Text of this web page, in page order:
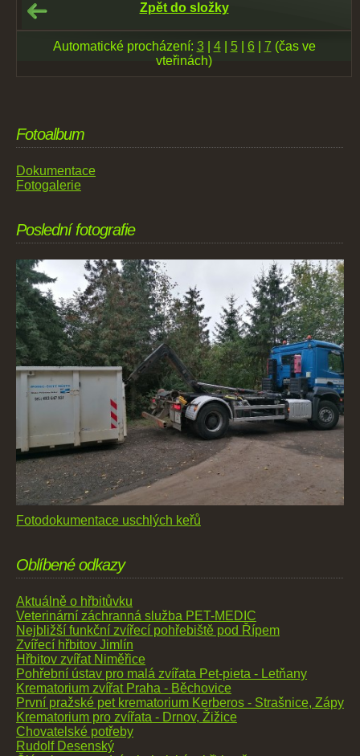
Zpět do složky
Automatické procházení: 3| 4| 5| 6| 7 (čas ve
vteřinách)
Fotoalbum
Dokumentace
Fotogalerie
Poslední fotografie
Fotodokumentace uschlých keřů
Oblíbené odkazy
Aktuálně o hřbitůvku
Veterinární záchranná služba PET-MEDIC
Nejbližší funkční zvířecí pohřebiště pod Řípem
Zvířecí hřbitov Jimlín
Hřbitov zvířat Niměřice
Pohřební ústav pro malá zvířata Pet-pieta - Letňany
Krematorium zvířat Praha - Běchovice
První pražské pet krematorium Kerberos - Strašnice, Zápy
Krematorium pro zvířata - Drnov, Žižice
Chovatelské potřeby
Rudolf Desenský